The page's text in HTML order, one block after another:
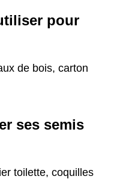
pour
de bois, carton
ses semis
toilette, coquilles